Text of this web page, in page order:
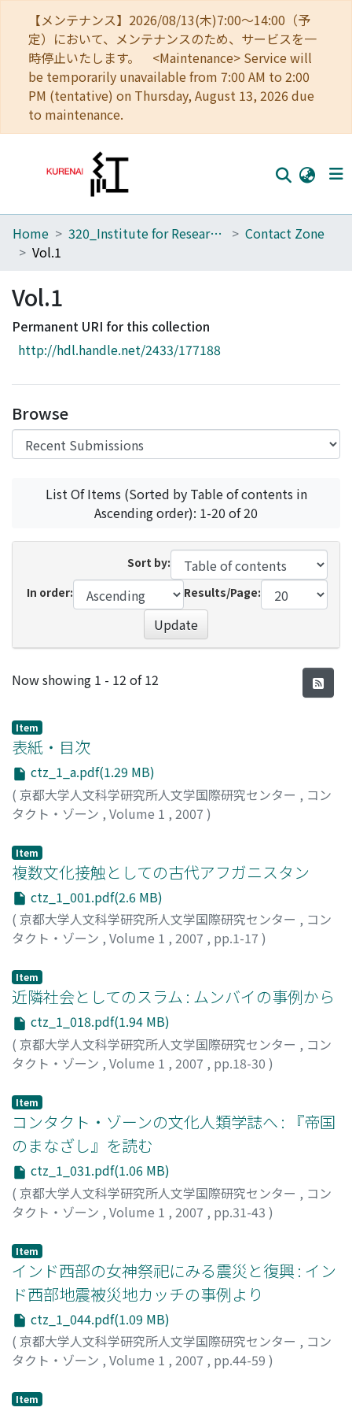
【メンテナンス】2026/08/13(木)7:00～14:00（予
定）において、メンテナンスのため、サービスを一
時停止いたします。 <Maintenance> Service will
be temporarily unavailable from 7:00 AM to 2:00
PM (tentative) on Thursday, August 13, 2026 due
to maintenance.
Home
Browse
Download Ranking
Access Statistics
Home 320_Institute for Research in Humanities
Contact Zone
Vol.1
Vol.1
Permanent URI for this collection
http://hdl.handle.net/2433/177188
Browse
List Of Items (Sorted by Table of contents in
Ascending order): 1-20 of 20
Sort by:
In order:
Results/Page:
Update
Recent Submissions
Now showing 1 - 12 of 12
Item
表紙・目次
ctz_1_a.pdf(1.29 MB)
( 京都大学人文科学研究所人文学国際研究センター , コン
タクト・ゾーン , Volume 1 , 2007 )
Item
複数文化接触としての古代アフガニスタン
ctz_1_001.pdf(2.6 MB)
( 京都大学人文科学研究所人文学国際研究センター , コン
タクト・ゾーン , Volume 1 , 2007 , pp.1-17 )
Item
近隣社会としてのスラム : ムンバイの事例から
ctz_1_018.pdf(1.94 MB)
( 京都大学人文科学研究所人文学国際研究センター , コン
タクト・ゾーン , Volume 1 , 2007 , pp.18-30 )
Item
コンタクト・ゾーンの文化人類学誌へ : 『帝国
のまなざし』を読む
ctz_1_031.pdf(1.06 MB)
( 京都大学人文科学研究所人文学国際研究センター , コン
タクト・ゾーン , Volume 1 , 2007 , pp.31-43 )
Item
インド西部の女神祭祀にみる震災と復興 : イン
ド西部地震被災地カッチの事例より
ctz_1_044.pdf(1.09 MB)
( 京都大学人文科学研究所人文学国際研究センター , コン
タクト・ゾーン , Volume 1 , 2007 , pp.44-59 )
Item